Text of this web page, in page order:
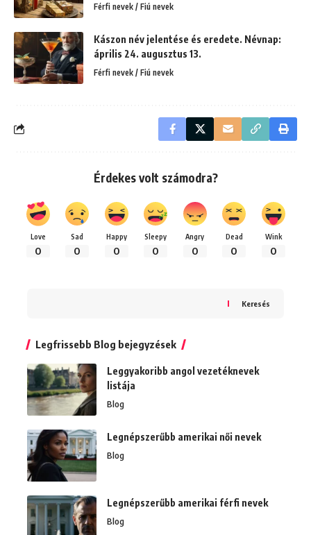
Férfi nevek / Fiú nevek
Kászon név jelentése és eredete. Névnap:
április 24. augusztus 13.
Férfi nevek / Fiú nevek
Érdekes volt számodra?
Love
0
Sad
0
Happy
0
Sleepy
0
Angry
0
Dead
0
Wink
0
Keresés
Legfrissebb Blog bejegyzések
Leggyakoribb angol vezetéknevek
listája
Blog
Legnépszerűbb amerikai női nevek
Blog
Legnépszerűbb amerikai férfi nevek
Blog